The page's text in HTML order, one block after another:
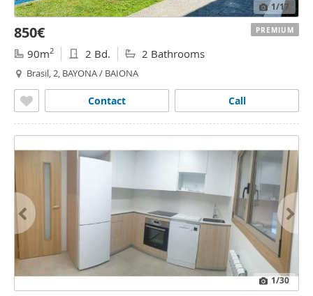
1/17
850€
90m2 2 Bd. 2 Bathrooms
Brasil, 2, BAYONA / BAIONA
Call
Contact
PREMIUM
1/30